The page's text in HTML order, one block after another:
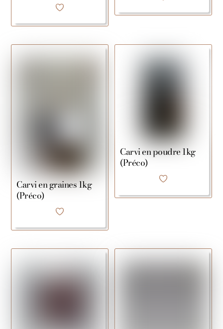
Carvi en graines 1kg
(Préco)
Carvi en poudre 1kg
(Préco)